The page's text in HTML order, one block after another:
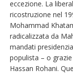
eccezione. La
ricostruzione nel
Mohammad
radicalizzata da
mandati
populista – o
Hassan Rohani.